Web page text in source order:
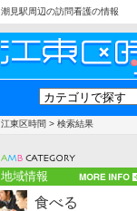
潮見駅周辺の訪問看護の情報
江東区時間 > 検索結果
地域情報
食べる